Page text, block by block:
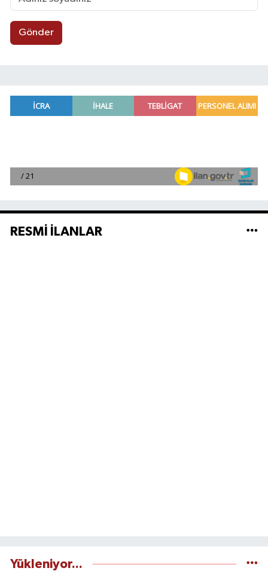
Gönder
RESMİ İLANLAR
Yükleniyor...